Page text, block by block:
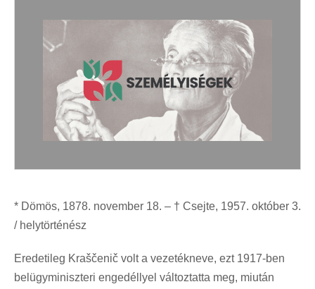
* Dömös, 1878. november 18. – † Csejte, 1957. október 3.
/ helytörténész
Eredetileg Kraščenič volt a vezetékneve, ezt 1917-ben
belügyminiszteri engedéllyel változtatta meg, miután